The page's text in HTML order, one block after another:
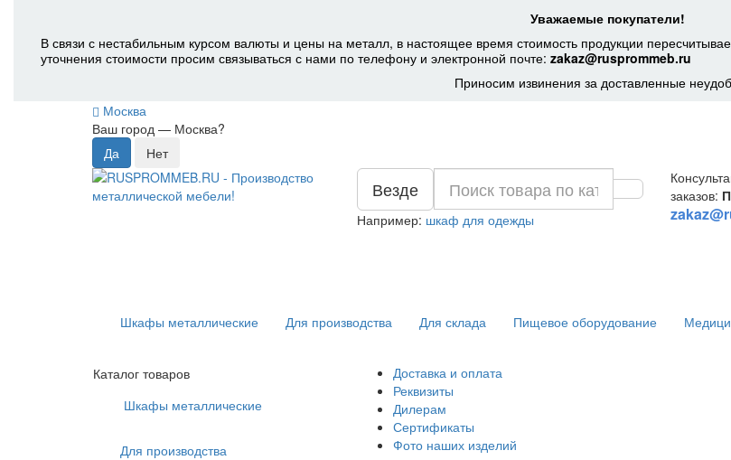
Уважаемые покупатели!
В связи с нестабильным курсом валюты и цены на металл, в настоящее время стоимость продукции
уточнения стоимости просим связываться с нами по телефону и электронной почте: zakaz@rusprommeb.ru
Приносим извинения за доставленные
Москва
Ваш город — Москва?
Везде
Например: шкаф для одежды
заказов:
Шкафы металлические Для производства Для склада Пищевое оборудование
Доставка и оплата
Реквизиты
Дилерам
Сертификаты
Фото наших изделий
Каталог товаров
Шкафы металлические
Для производства